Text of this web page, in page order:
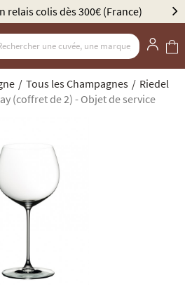
Élu Meilleur Caviste
Tous les Champagnes
Riedel
(coffret de 2) - Objet de service